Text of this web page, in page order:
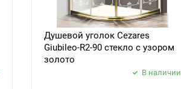
Душевой уголок Cezares
Giubileo-R2-90 стекло с узором
золото
В наличии